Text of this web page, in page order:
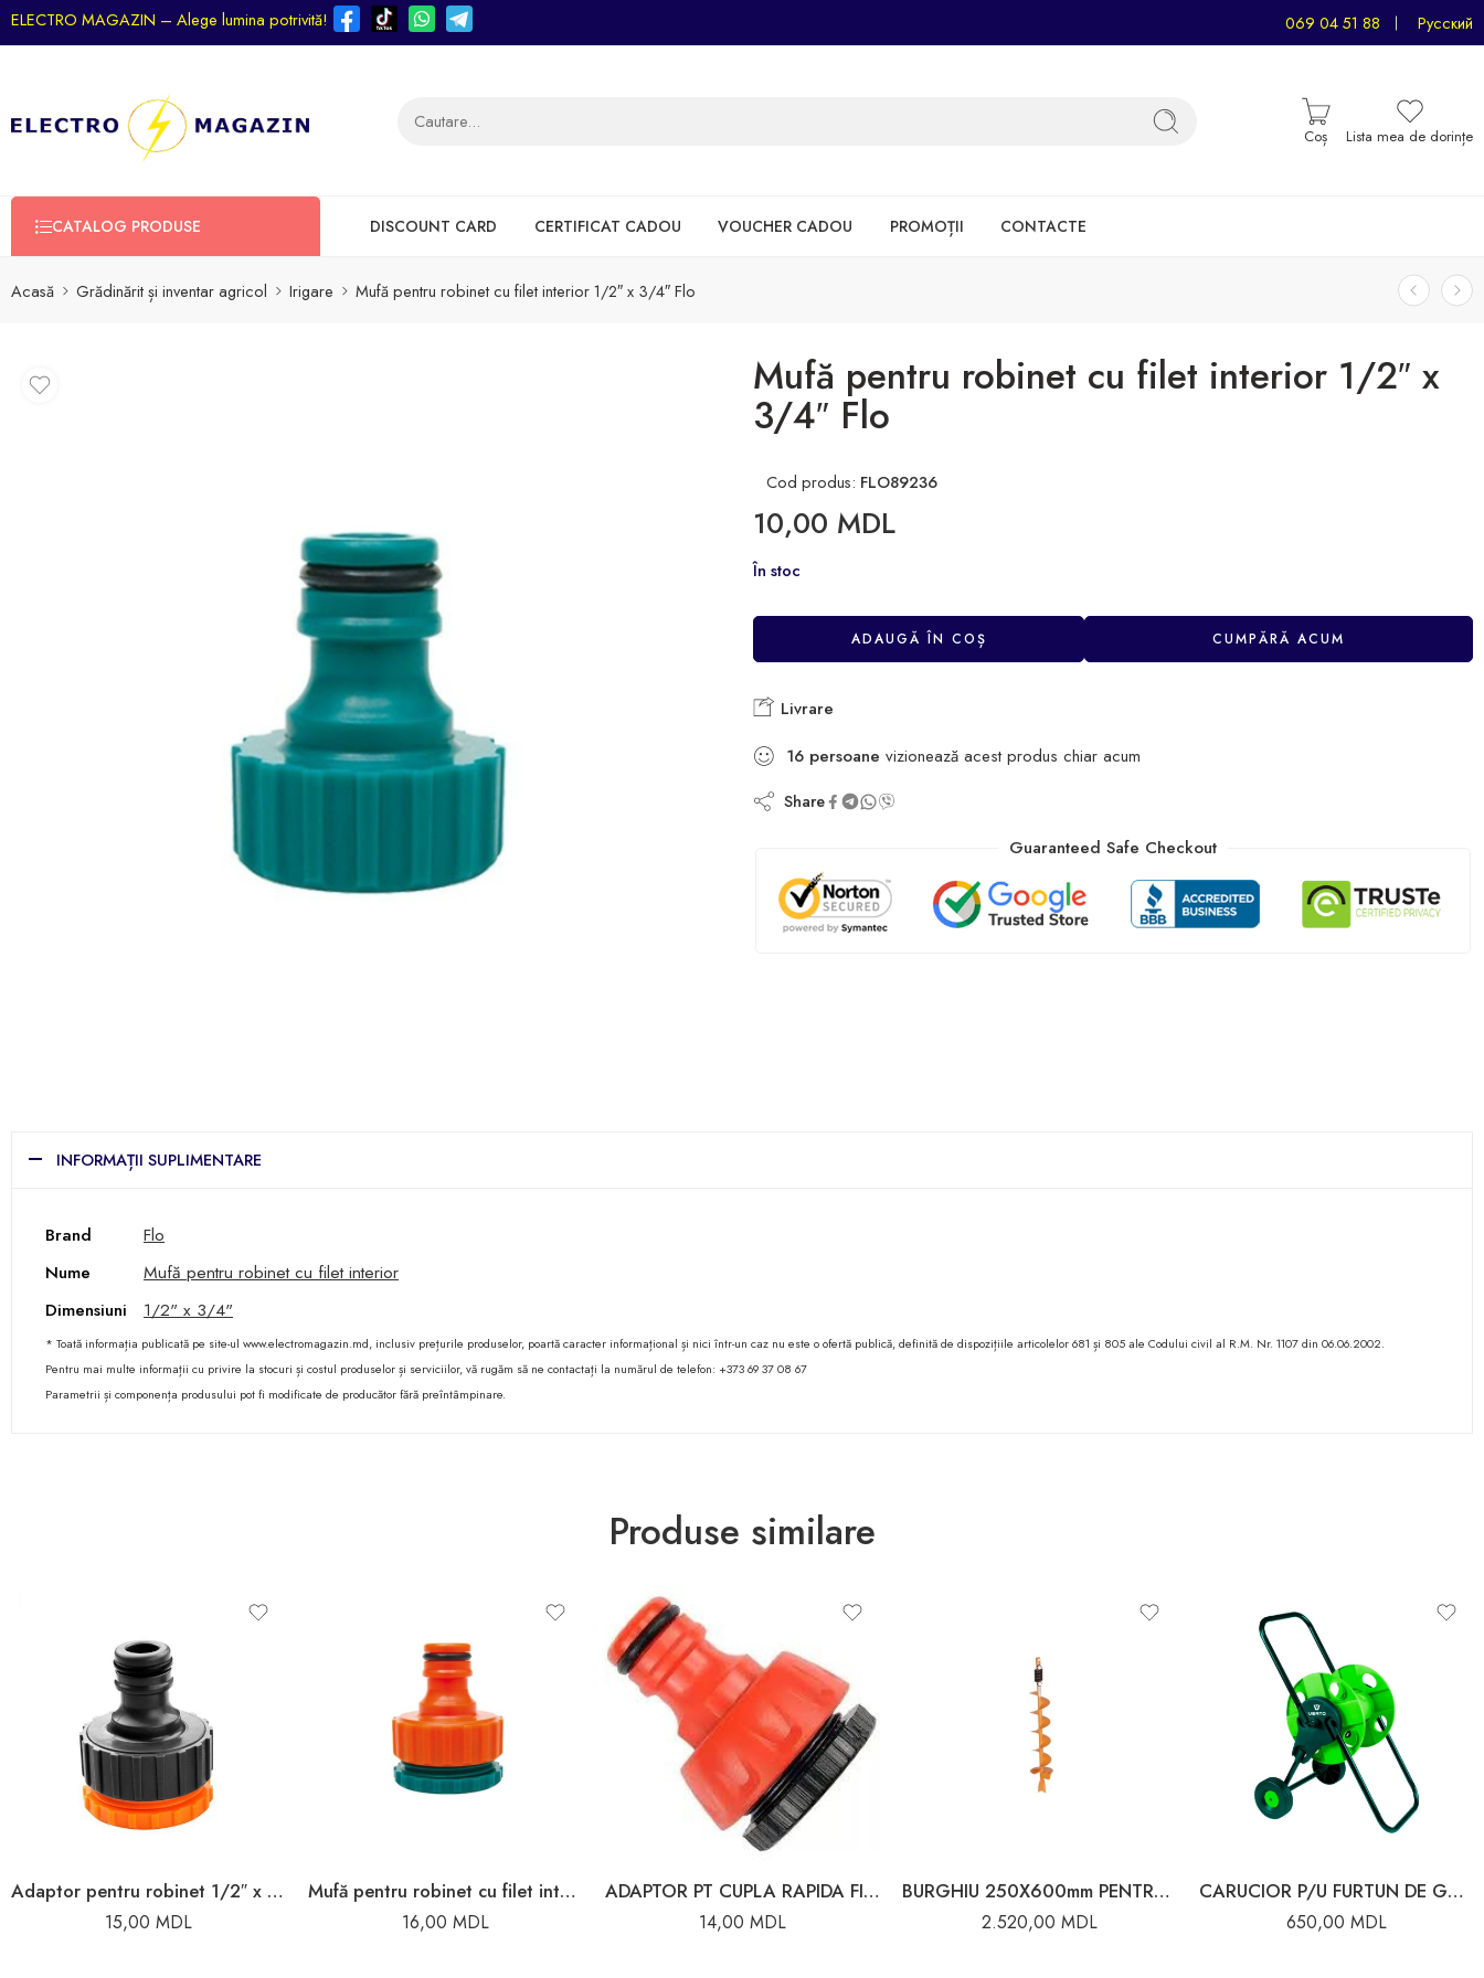
ELECTRO MAGAZIN – Alege lumina potrivită! 069 04 51 88 Русский
Coș Lista mea de dorințe
CATALOG PRODUSE DISCOUNT CARD CERTIFICAT CADOU VOUCHER CADOU PROMOȚII CONTACTE
Acasă Grădinărit și inventar agricol Irigare Mufă pentru robinet cu filet interior 1/2″ x 3/4″ Flo
Mufă pentru robinet cu filet interior 1/2″ x
3/4″ Flo
Cod produs: FLO89236
10,00 MDL
În stoc
ADAUGĂ ÎN COȘ CUMPĂRĂ ACUM
Livrare
16 persoane vizionează acest produs chiar acum
Share
Guaranteed Safe Checkout
INFORMAȚII SUPLIMENTARE
Brand
Flo
Nume
Mufă pentru robinet cu filet interior
Dimensiuni
1/2" x 3/4"
* Toată informația publicată pe site-ul www.electromagazin.md, inclusiv prețurile produselor, poartă caracter informațional și nici într-un caz nu este o ofertă publică, definită de dispozițiile articolelor 681 și 805 ale Codului civil al R.M. Nr. 1107 din 06.06.2002.
Pentru mai multe informații cu privire la stocuri și costul produselor și serviciilor, vă rugăm să ne contactați la numărul de telefon: +373 69 37 08 67
Parametrii și componența produsului pot fi modificate de producător fără preîntâmpinare.
Produse similare
Adaptor pentru robinet 1/2″ x 3/4″ plastic
15,00 MDL
Mufă pentru robinet cu filet interior 1″ – 3/4″ Flo
16,00 MDL
ADAPTOR PT CUPLA RAPIDA FI 1/2-3/4 ABS YATO
14,00 MDL
BURGHIU 250X600mm PENTRU MOTOBURGHIU VILLAGER
2.520,00 MDL
CARUCIOR P/U FURTUN DE GRADINA 45m-1/2**15m-3/4 VERTO
650,00 MDL